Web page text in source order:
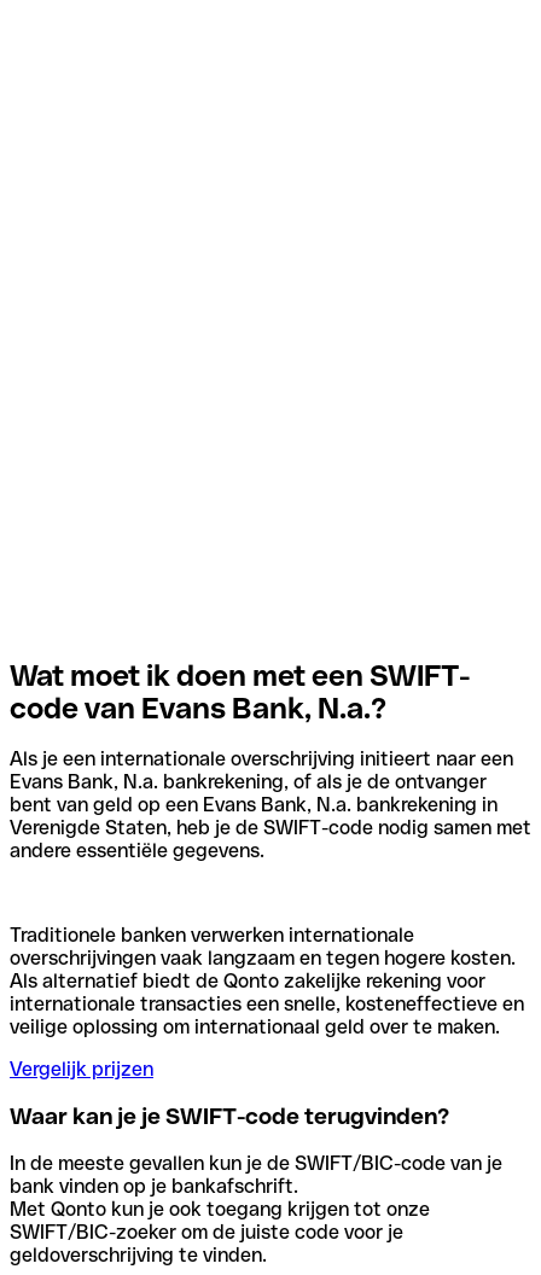
Wat moet ik doen met een SWIFT-
code van Evans Bank, N.a.?
Als je een internationale overschrijving initieert naar een
Evans Bank, N.a. bankrekening, of als je de ontvanger
bent van geld op een Evans Bank, N.a. bankrekening in
Verenigde Staten, heb je de SWIFT-code nodig samen met
andere essentiële gegevens.
Traditionele banken verwerken internationale
overschrijvingen vaak langzaam en tegen hogere kosten.
Als alternatief biedt de Qonto zakelijke rekening voor
internationale transacties een snelle, kosteneffectieve en
veilige oplossing om internationaal geld over te maken.
Vergelijk prijzen
Waar kan je je SWIFT-code terugvinden?
In de meeste gevallen kun je de SWIFT/BIC-code van je
bank vinden op je bankafschrift.
Met Qonto kun je ook toegang krijgen tot onze
SWIFT/BIC-zoeker om de juiste code voor je
geldoverschrijving te vinden.